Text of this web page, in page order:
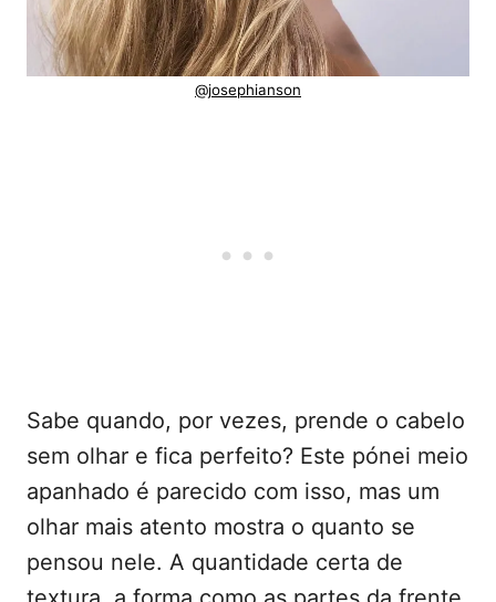
@josephianson
Sabe quando, por vezes, prende o cabelo
sem olhar e fica perfeito? Este pónei meio
apanhado é parecido com isso, mas um
olhar mais atento mostra o quanto se
pensou nele. A quantidade certa de